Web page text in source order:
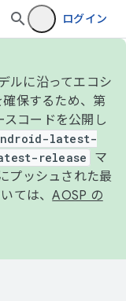
ログイン
ルに沿ってエコシ
保するため、第
コードを公開し
latest-
release
マ
プッシュされた最
ては、AOSP の